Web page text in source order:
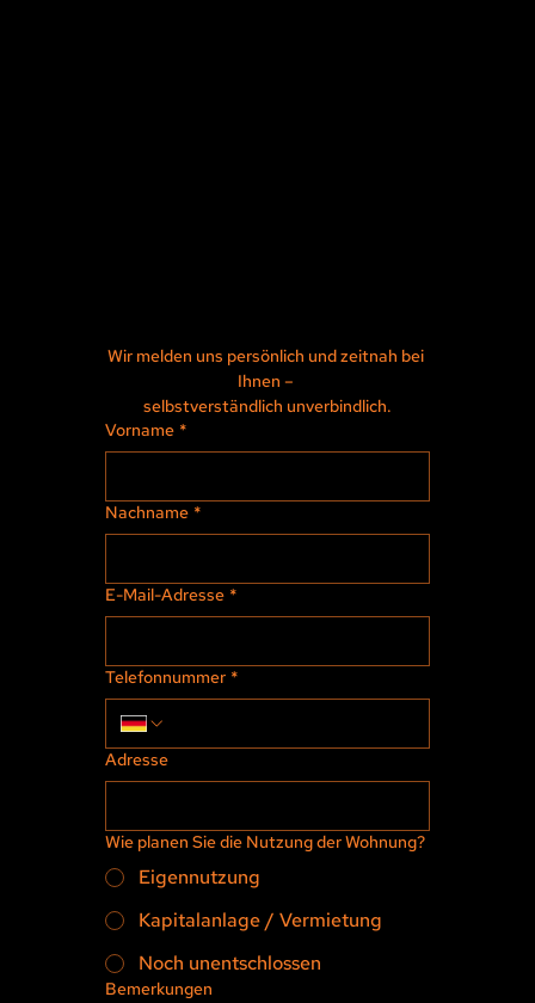
Wir melden uns persönlich und zeitnah bei
selbstverständlich unverbindlich.
Vorname *
Nachname *
E-Mail-Adresse *
Telefonnummer *
Adresse
Wie planen Sie die Nutzung der Wohnung?
Eigennutzung
Kapitalanlage / Vermietung
Noch unentschlossen
Bemerkungen